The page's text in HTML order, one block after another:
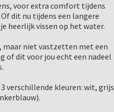
voor extra comfort tijdens
dit nu tijdens een langere
heerlijk vissen op het water.
maar niet vastzetten met een
of dit voor jou echt een nadeel
verschillende kleuren: wit, grijs